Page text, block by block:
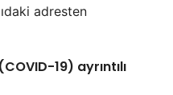
adresten
19) ayrıntılı